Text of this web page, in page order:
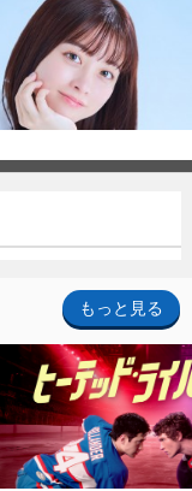
もっと見る